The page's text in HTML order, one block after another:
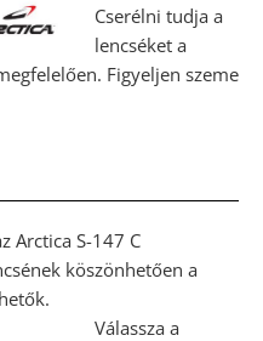
Cserélni tudja a
lencséket a
Figyeljen szeme
Arctica S-147 C
köszönhetően a
Válassza a